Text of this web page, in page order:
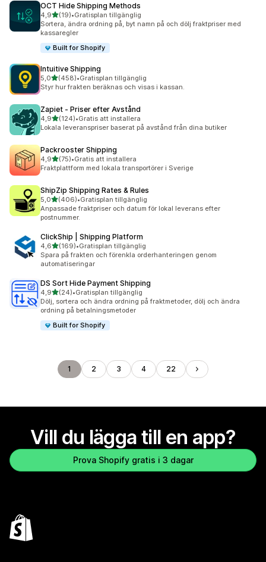
OCT Hide Shipping Methods
4,9av 5 stjärnor
(19)
19 recensioner totalt
•Gratisplan tillgänglig
Sortera, ändra ordning på, byt namn på och dölj fraktpriser med
kassaregler
Built for Shopify
Intuitive Shipping
5,0av 5 stjärnor
(458)
458 recensioner totalt
•Gratisplan tillgänglig
Styr hur frakten beräknas och visas i kassan.
Zapiet ‑ Priser efter Avstånd
4,9av 5 stjärnor
(124)
124 recensioner totalt
•Gratis att installera
Lokala leveranspriser baserat på avstånd från dina butiker
Packrooster Shipping
4,9av 5 stjärnor
(75)
75 recensioner totalt
•Gratis att installera
Fraktplattform med lokala transportörer i Sverige
ShipZip Shipping Rates & Rules
5,0av 5 stjärnor
(406)
406 recensioner totalt
•Gratisplan tillgänglig
Anpassade fraktpriser och datum för lokal leverans efter
postnummer.
ClickShip | Shipping Platform
4,6av 5 stjärnor
(169)
169 recensioner totalt
•Gratisplan tillgänglig
Spara på frakten och förenkla orderhanteringen genom
automatiseringar
DS Sort Hide Payment Shipping
4,9av 5 stjärnor
(24)
24 recensioner totalt
•Gratisplan tillgänglig
Dölj, sortera och ändra ordning på fraktmetoder, dölj och ändra
ordning på betalningsmetoder
Built for Shopify
1 2 3 4 22
Vill du lägga till en app?
Prova Shopify gratis i 3 dagar